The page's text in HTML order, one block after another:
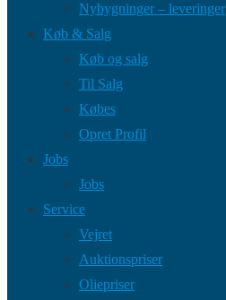
Nybygninger – leveringer
Køb & Salg
Køb og salg
Til Salg
Købes
Opret Profil
Jobs
Jobs
Service
Vejret
Auktionspriser
Oliepriser